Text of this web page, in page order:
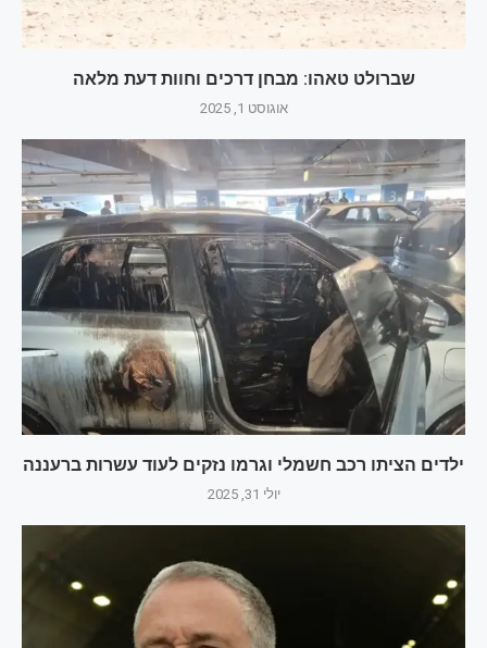
שברולט טאהו: מבחן דרכים וחוות דעת מלאה
אוגוסט 1, 2025
ילדים הציתו רכב חשמלי וגרמו נזקים לעוד עשרות ברעננה
יולי 31, 2025